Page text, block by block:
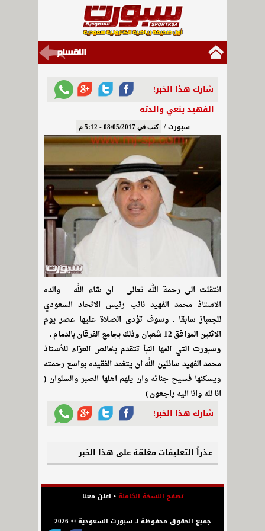
شارك هذا الخبر!
الفهيد ينعي والدته
سبورت / كتب في 08/05/2017 - 5:12 م
انتقلت الى رحمة الله تعالى _ ان شاء الله _ والده
الاستاذ محمد الفهيد نائب رئيس الاتحاد السعودي
للجمباز سابقا . وسوف تؤدى الصلاة عليها عصر يوم
الاثنين الموافق 12 شعبان وذلك بجامع الفرقان بالدمام .
وسبورت التي المها النبأ تتقدم بخالص العزاء للأستاذ
محمد الفهيد سائلين الله ان يتغمد الفقيده بواسع رحمته
ويسكنها فسيح جناته وان يلهم اهلها الصبر والسلوان (
انا لله وانا اليه راجعون )
شارك هذا الخبر!
عذراً التعليقات مغلقة على هذا الخبر
تصفح النسخة الكاملة• اعلن معنا
جميع الحقوق محفوظة لـ سبورت السعودية © 2026